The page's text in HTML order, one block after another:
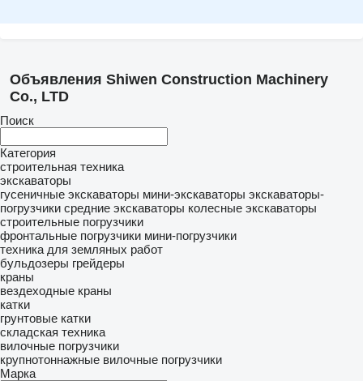
Объявления Shiwen Construction Machinery
Co., LTD
Поиск
Категория
строительная техника
экскаваторы
гусеничные экскаваторы мини-экскаваторы экскаваторы-
погрузчики средние экскаваторы колесные экскаваторы
строительные погрузчики
фронтальные погрузчики мини-погрузчики
техника для земляных работ
бульдозеры грейдеры
краны
вездеходные краны
катки
грунтовые катки
складская техника
вилочные погрузчики
крупнотоннажные вилочные погрузчики
Марка